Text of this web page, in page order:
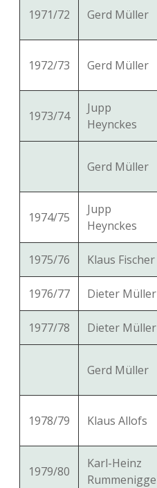
1971/72 Gerd Müller
1972/73 Gerd Müller
1973/74
Jupp
Heynckes
Gerd Müller
1974/75
Jupp
Heynckes
1975/76 Klaus Fischer
1976/77 Dieter Müller
1977/78 Dieter Müller
Gerd Müller
1978/79 Klaus Allofs
1979/80
Karl-Heinz
Rummenigge